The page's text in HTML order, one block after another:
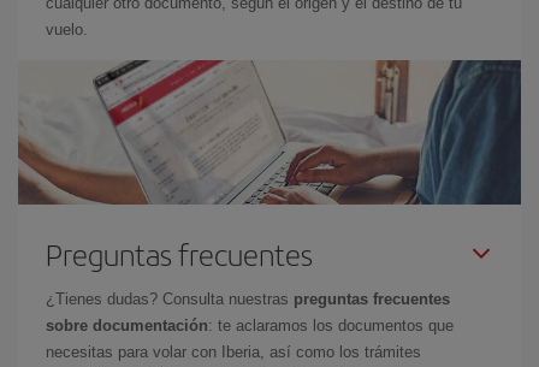
vuelo.
Preguntas frecuentes
¿Tienes dudas? Consulta nuestras preguntas frecuentes
sobre documentación: te aclaramos los documentos que
necesitas para volar con Iberia, así como los trámites